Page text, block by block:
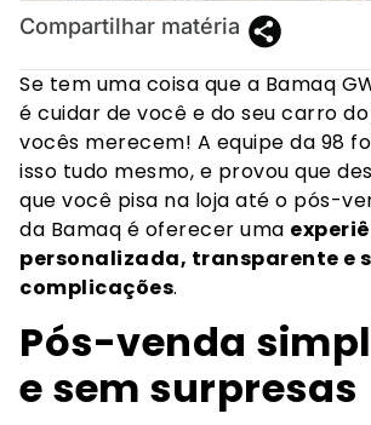
Compartilhar matéria
Se tem uma coisa que a Bamaq
é cuidar de você e do seu carro
vocês merecem! A equipe da 98
isso tudo mesmo, e provou que
que você pisa na loja até o pós-
da Bamaq é oferecer uma
personalizada, transparente e
complicações.
Pós-venda
e sem surpresas